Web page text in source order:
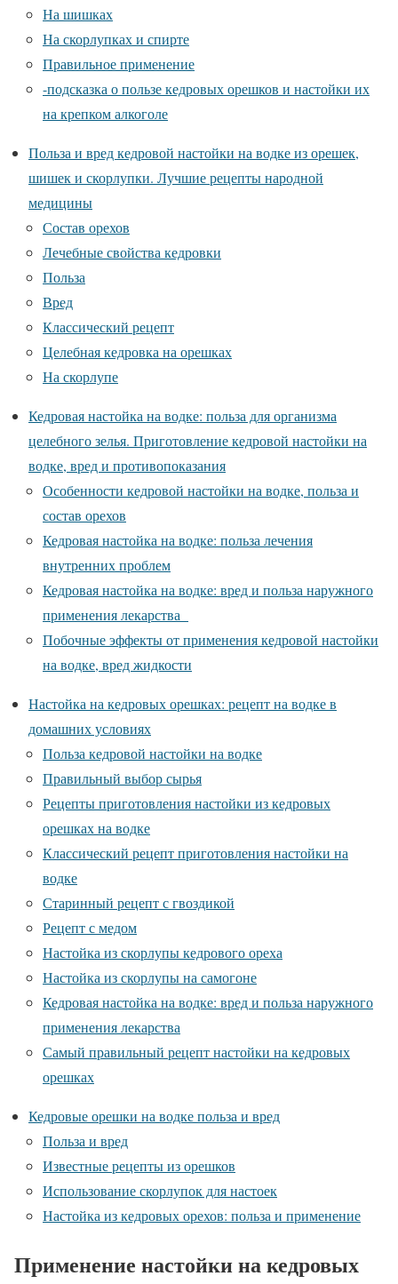
На шишках
На скорлупках и спирте
Правильное применение
-подсказка о пользе кедровых орешков и настойки их
на крепком алкоголе
Польза и вред кедровой настойки на водке из орешек,
шишек и скорлупки. Лучшие рецепты народной
медицины
Состав орехов
Лечебные свойства кедровки
Польза
Вред
Классический рецепт
Целебная кедровка на орешках
На скорлупе
Кедровая настойка на водке: польза для организма
целебного зелья. Приготовление кедровой настойки на
водке, вред и противопоказания
Особенности кедровой настойки на водке, польза и
состав орехов
Кедровая настойка на водке: польза лечения
внутренних проблем
Кедровая настойка на водке: вред и польза наружного
применения лекарства
Побочные эффекты от применения кедровой настойки
на водке, вред жидкости
Настойка на кедровых орешках: рецепт на водке в
домашних условиях
Польза кедровой настойки на водке
Правильный выбор сырья
Рецепты приготовления настойки из кедровых
орешках на водке
Классический рецепт приготовления настойки на
водке
Старинный рецепт с гвоздикой
Рецепт с медом
Настойка из скорлупы кедрового ореха
Настойка из скорлупы на самогоне
Кедровая настойка на водке: вред и польза наружного
применения лекарства
Самый правильный рецепт настойки на кедровых
орешках
Кедровые орешки на водке польза и вред
Польза и вред
Известные рецепты из орешков
Использование скорлупок для настоек
Настойка из кедровых орехов: польза и применение
Применение настойки на кедровых